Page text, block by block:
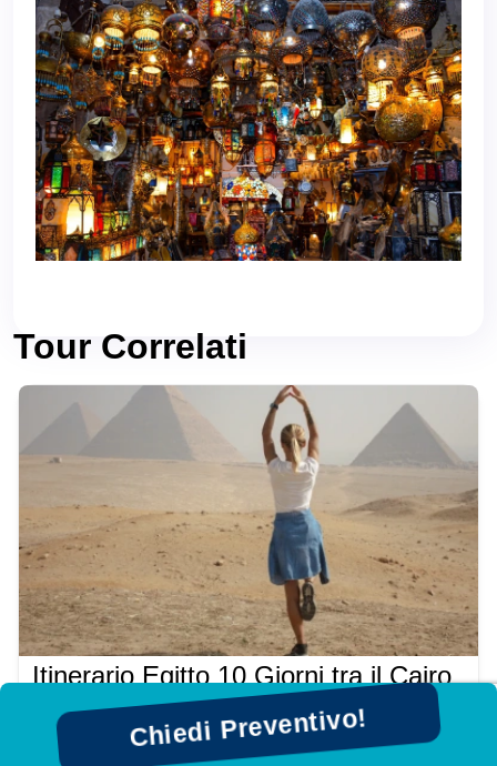
Tour Correlati
Itinerario Egitto 10 Giorni tra il Cairo
e Crociera sul Nilo
Scopri il nostro itinerario Egitto 10 giorni tra Il Cairo e
Chiedi Preventivo!